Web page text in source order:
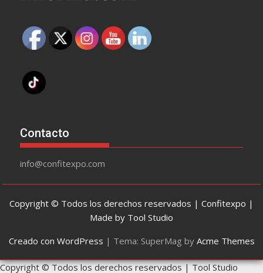
Contacto
info@confitexpo.com
Copyright © Todos los derechos reservados | Confitexpo |
Made by Tool Studio
Creado con WordPress | Tema: SuperMag by Acme Themes
Copyright © Todos los derechos reservados | Tool Studio